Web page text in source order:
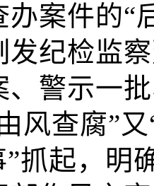
办案件的“
发纪检监
、警示一
风查腐”
”抓起，明